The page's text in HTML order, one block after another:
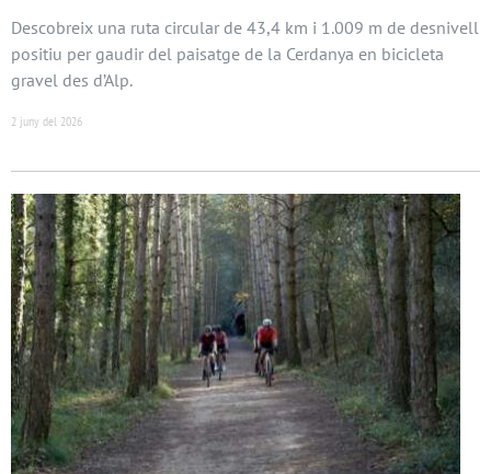
Descobreix una ruta circular de 43,4 km i 1.009 m de desnivell
positiu per gaudir del paisatge de la Cerdanya en bicicleta
gravel des d’Alp.
2 juny del 2026